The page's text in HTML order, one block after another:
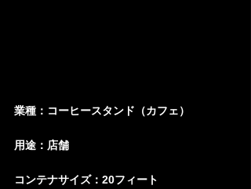
業種：コーヒースタンド（カフェ）
用途：店舗
コンテナサイズ：20フィート